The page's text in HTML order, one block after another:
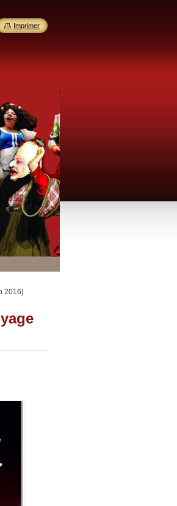
2016]
Imprimer